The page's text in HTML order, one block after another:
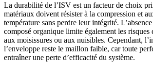
La durabilité de l’ISV est un facteur de choix
matériaux doivent résister à la compression et
température sans perdre leur intégrité.
composé organique limite également les risques
aux moisissures ou aux nuisibles. Cependant,
l’enveloppe reste le maillon faible, car toute
entraîner une perte d’efficacité du système.